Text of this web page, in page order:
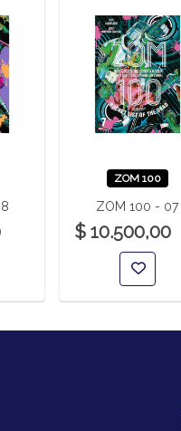
ZOM 100
ZOM 100 - 07
$ 10.500,00